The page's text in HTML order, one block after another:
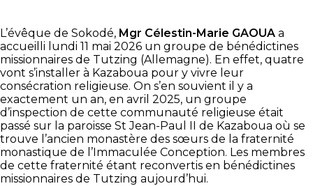
L’évêque de Sokodé, Mgr Célestin-Marie GAOUA a
accueilli lundi 11 mai 2026 un groupe de bénédictines
missionnaires de Tutzing (Allemagne). En effet, quatre
vont s’installer à Kazaboua pour y vivre leur
consécration religieuse. On s’en souvient il y a
exactement un an, en avril 2025, un groupe
d’inspection de cette communauté religieuse était
passé sur la paroisse St Jean-Paul II de Kazaboua où se
trouve l’ancien monastère des sœurs de la fraternité
monastique de l’Immaculée Conception. Les membres
de cette fraternité étant reconvertis en bénédictines
missionnaires de Tutzing aujourd’hui.